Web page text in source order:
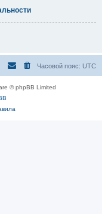
Часовой пояс: UTC
© phpBB Limited